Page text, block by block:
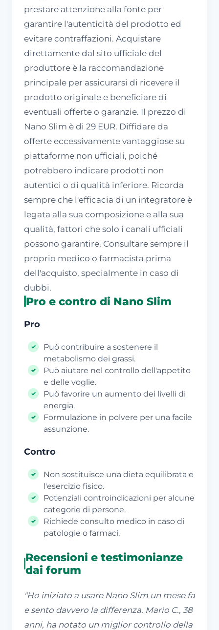
prestare attenzione alla fonte per
garantire l'autenticità del prodotto ed
evitare contraffazioni. Acquistare
direttamente dal sito ufficiale del
produttore è la raccomandazione
principale per assicurarsi di ricevere il
prodotto originale e beneficiare di
eventuali offerte o garanzie. Il prezzo di
Nano Slim è di 29 EUR. Diffidare da
offerte eccessivamente vantaggiose su
piattaforme non ufficiali, poiché
potrebbero indicare prodotti non
autentici o di qualità inferiore. Ricorda
sempre che l'efficacia di un integratore è
legata alla sua composizione e alla sua
qualità, fattori che solo i canali ufficiali
possono garantire. Consultare sempre il
proprio medico o farmacista prima
dell'acquisto, specialmente in caso di
dubbi.
Pro e contro di Nano Slim
Pro
Può contribuire a sostenere il
metabolismo dei grassi.
Può aiutare nel controllo dell'appetito
e delle voglie.
Può favorire un aumento dei livelli di
energia.
Formulazione in polvere per una facile
assunzione.
Contro
Non sostituisce una dieta equilibrata e
l'esercizio fisico.
Potenziali controindicazioni per alcune
categorie di persone.
Richiede consulto medico in caso di
patologie o farmaci.
Recensioni e testimonianze
dai forum
"Ho iniziato a usare Nano Slim un mese fa
e sento davvero la differenza. Mario C., 38
anni, ha notato un miglior controllo della